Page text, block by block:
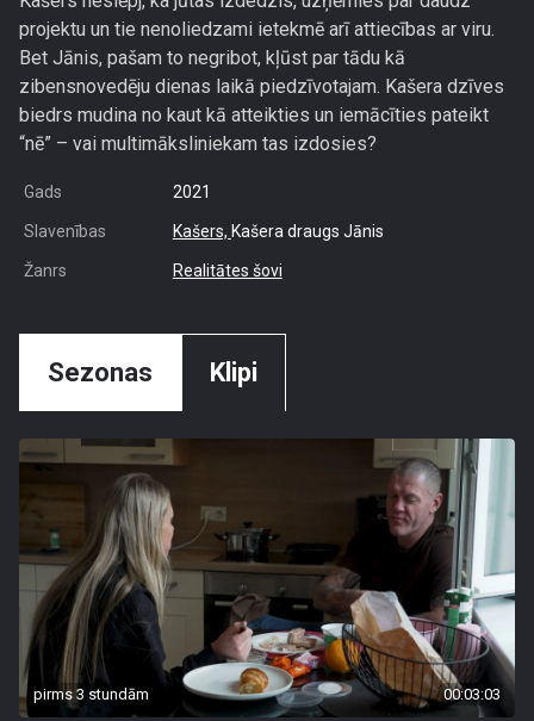
projektu un tie nenoliedzami ietekmē arī attiecības ar viru.
Bet Jānis, pašam to negribot, kļūst par tādu kā
zibensnovedēju dienas laikā piedzīvotajam. Kašera dzīves
biedrs mudina no kaut kā atteikties un iemācīties pateikt
“nē” – vai multimāksliniekam tas izdosies?
Gads 2021
Slavenības Kašers, Kašera draugs Jānis
Žanrs Realitātes šovi
Sezonas Klipi
pirms 3 stundām 00:03:03